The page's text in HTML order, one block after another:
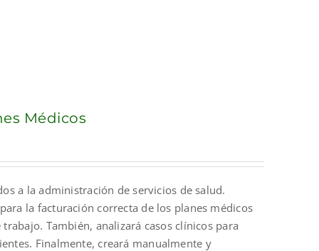
Médicos
a la administración de servicios de salud.
la facturación correcta de los planes médicos
También, analizará casos clínicos para
Finalmente, creará manualmente y